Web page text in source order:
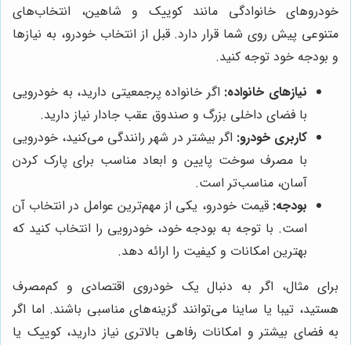
خودروهای خانوادگی مانند کوییک و شاهین، انتخاب‌های
متنوعی پیش روی شما قرار دارد. قبل از انتخاب خودرو، به نیازها
و بودجه خود توجه کنید.
نیازهای خانواده: اگر خانواده پرجمعیتی دارید، به خودرویی
با فضای داخلی بزرگ و صندوق عقب جادار نیاز دارید.
کاربری خودرو: اگر بیشتر در شهر رانندگی می‌کنید، خودرویی
با مصرف سوخت پایین و ابعاد مناسب برای پارک کردن
آسان، مناسب‌تر است.
بودجه: قیمت خودرو، یکی از مهم‌ترین عوامل در انتخاب آن
است. با توجه به بودجه خود، خودرویی را انتخاب کنید که
بهترین امکانات و کیفیت را ارائه دهد.
برای مثال، اگر به دنبال یک خودروی اقتصادی و کم‌مصرف
هستید، تیبا یا ساینا می‌توانند گزینه‌های مناسبی باشند. اما اگر
به فضای بیشتر و امکانات رفاهی بالاتری نیاز دارید، کوییک یا